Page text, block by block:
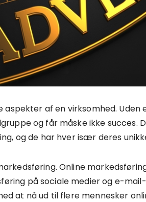
af en virksomhed. Uden
og får måske ikke succes.
og de har hver især deres
Online
på sociale medier og e-
at nå ud til flere mennesker